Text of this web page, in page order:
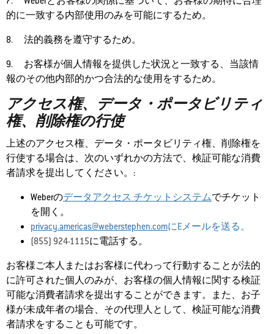
的に一致する内部使用のみを可能にするため。
8. 法的義務を遵守するため。
9. お客様が個人情報を提供した状況と一致する、当該情
報のその他内部的かつ合法的な使用をするため。
アクセス権、データ・ポータビリティ
権、削除権の行使
上述のアクセス権、データ・ポータビリティ権、削除権を
行使する場合は、次のいずれかの方法で、検証可能な消費
者請求を提出してください。:
Weberのデータアクセス チケットシステムでチケット
を開く。
privacy.americas@weberstephen.comにEメールを送る。
(855) 924-1115に電話する。
お客様ご本人またはお客様に代わって行動することが法的
に許可された個人のみが、お客様の個人情報に関する検証
可能な消費者請求を提出することができます。また、お子
様が未成年者の場合、その代理人として、検証可能な消費
者請求をすることも可能です。